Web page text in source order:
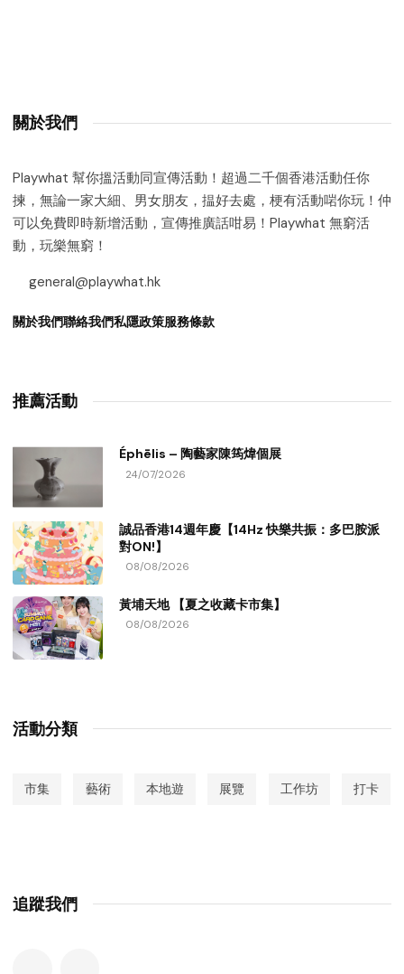
關於我們
Playwhat 幫你搵活動同宣傳活動！超過二千個香港活動任你
揀，無論一家大細、男女朋友，揾好去處，梗有活動啱你玩！仲
可以免費即時新增活動，宣傳推廣話咁易！Playwhat 無窮活
動，玩樂無窮！
general@playwhat.hk
關於我們聯絡我們私隱政策服務條款
推薦活動
Éphēlis – 陶藝家陳筠煒個展
24/07/2026
誠品香港14週年慶【14Hz 快樂共振：多巴胺派
對ON!】
08/08/2026
黃埔天地 【夏之收藏卡市集】
08/08/2026
活動分類
市集 藝術 本地遊 展覽 工作坊 打卡
追蹤我們